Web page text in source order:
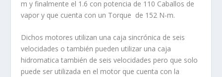
m y finalmente el 1.6 con potencia de 110 Caballos de
vapor y que cuenta con un Torque de 152 N-m.
Dichos motores utilizan una caja sincrónica de seis
velocidades o también pueden utilizar una caja
hidromatica también de seis velocidades pero que solo
puede ser utilizada en el motor que cuenta con la